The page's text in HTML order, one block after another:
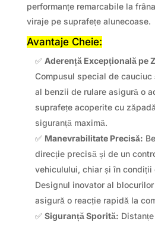
performanțe remarcabile la
viraje pe suprafețe alunecoase.
Avantaje Cheie:
✅ Aderență Excepțională pe
Compusul special de
al benzii de rulare asigură o
suprafețe acoperite cu
siguranță maximă.
✅ Manevrabilitate Precisă:
direcție precisă și de un
vehiculului, chiar și în
Designul inovator al
asigură o reacție rapidă la
✅ Siguranță Sporită: